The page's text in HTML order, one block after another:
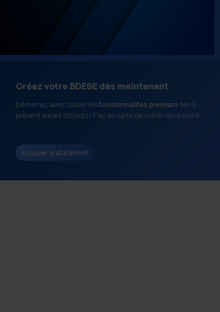
des Editions Tissot et de BDESE online. Retrouvez notre
politique de protection des données personnelles en
Créez votre BDESE dès maintenant
Démarrez avec toutes lesfonctionnalités premium dès à
présent durant 30 jours ! Pas de carte de crédit nécessaire.
Essayer gratuitement